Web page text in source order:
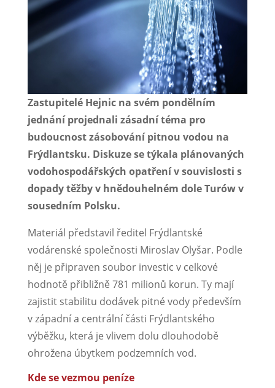
Zastupitelé Hejnic na svém pondělním
jednání projednali zásadní téma pro
budoucnost zásobování pitnou vodou na
Frýdlantsku. Diskuze se týkala plánovaných
vodohospodářských opatření v souvislosti s
dopady těžby v hnědouhelném dole Turów v
sousedním Polsku.
Materiál představil ředitel Frýdlantské
vodárenské společnosti Miroslav Olyšar. Podle
něj je připraven soubor investic v celkové
hodnotě přibližně 781 milionů korun. Ty mají
zajistit stabilitu dodávek pitné vody především
v západní a centrální části Frýdlantského
výběžku, která je vlivem dolu dlouhodobě
ohrožena úbytkem podzemních vod.
Kde se vezmou peníze